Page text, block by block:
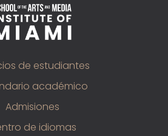
de estudiantes
académico
Admisiones
de idiomas